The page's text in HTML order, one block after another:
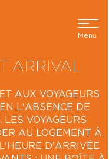
Menu
ARRIVAL
AUX VOYAGEURS
L'ABSENCE DE
VOYAGEURS
AU LOGEMENT À
D'ARRIVÉE